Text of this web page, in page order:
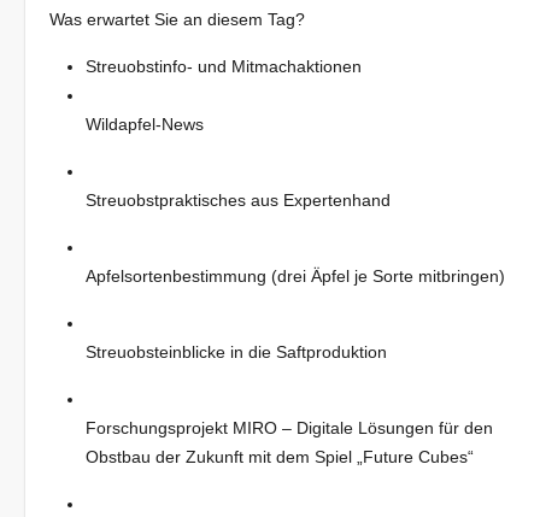
Was erwartet Sie an diesem Tag?
Streuobstinfo- und Mitmachaktionen
Wildapfel-News
Streuobstpraktisches aus Expertenhand
Apfelsortenbestimmung (drei Äpfel je Sorte mitbringen)
Streuobsteinblicke in die Saftproduktion
Forschungsprojekt MIRO – Digitale Lösungen für den
Obstbau der Zukunft mit dem Spiel „Future Cubes“